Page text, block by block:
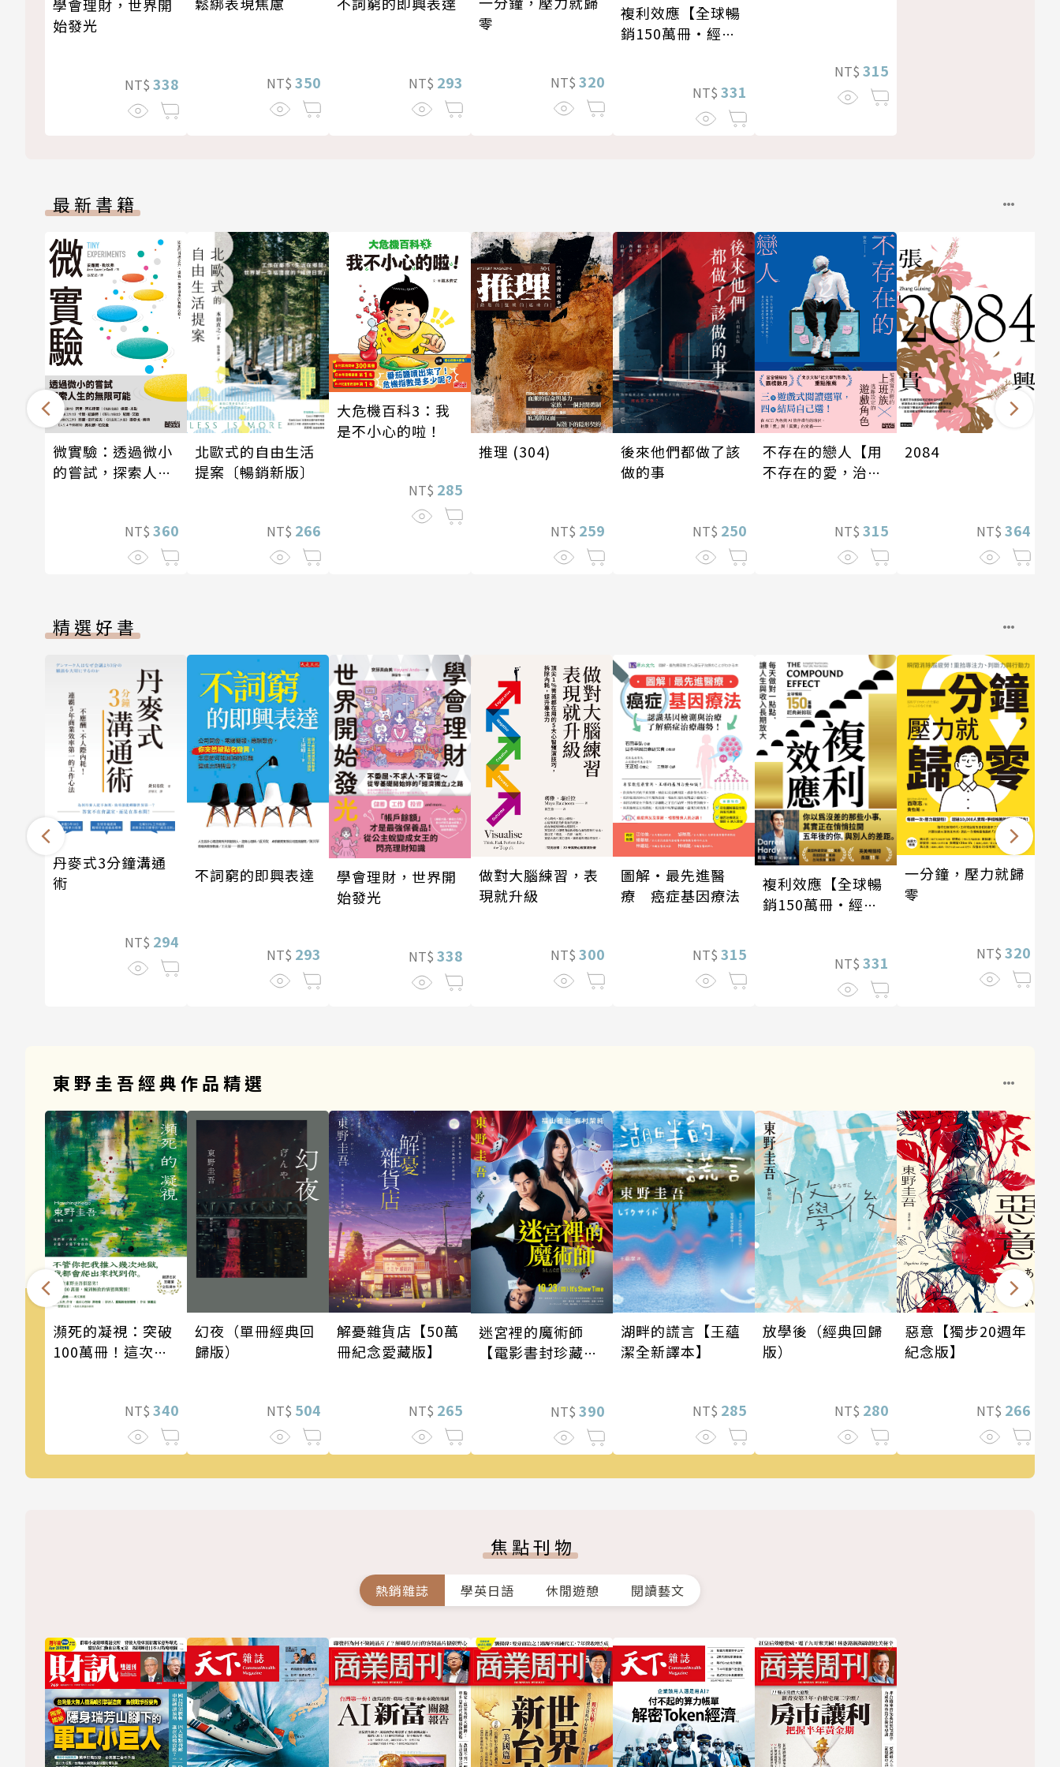
學會理財，世界開
始發光
NT$ 338 NT$ 350 NT$ 293
零
NT$ 320
複利效應【全球暢
銷150萬冊・經典
NT$ 331
NT$ 315
最新書籍
微實驗：透過微小
的嘗試，探索人生
NT$ 360
北歐式的自由生活
提案〔暢銷新版〕
NT$ 266
大危機百科3：我
是不小心的啦！
NT$ 285
推理 (304)
NT$ 259
後來他們都做了該
做的事
NT$ 250
不存在的戀人【用
不存在的愛，治癒
NT$ 315
2084
NT$ 364
精選好書
丹麥式3分鐘溝通
術
NT$ 294
不詞窮的即興表達
NT$ 293
學會理財，世界開
始發光
NT$ 338
做對大腦練習，表
現就升級
NT$ 300
圖解‧最先進醫
療 癌症基因療法
NT$ 315
複利效應【全球暢
銷150萬冊・經典
NT$ 331
一分鐘，壓力就歸
零
NT$ 320
東野圭吾經典作品精選
瀕死的凝視：突破
100萬冊！這次的
NT$ 340
幻夜（單冊經典回
歸版）
NT$ 504
解憂雜貨店【50萬
冊紀念愛藏版】
NT$ 265
迷宮裡的魔術師
【電影書封珍藏
NT$ 390
湖畔的謊言【王蘊
潔全新譯本】
NT$ 285
放學後（經典回歸
版）
NT$ 280
惡意【獨步20週年
紀念版】
NT$ 266
焦點刊物
熱銷雜誌 學英日語 休閒遊憩 閱讀藝文